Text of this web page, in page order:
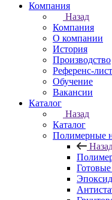
Компания
Назад
Компания
О компании
История
Производство
Референс-лист
Обучение
Вакансии
Каталог
Назад
Каталог
Полимерные